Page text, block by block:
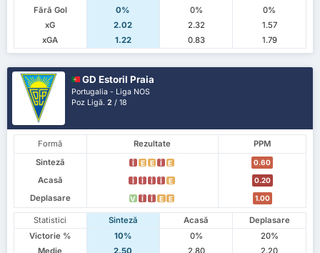
Fără Gol
0% 0%
0%
xG
2.02 2.32
1.57
xGA
1.22 0.83 1.79
GD Estoril Praia
Portugalia - Liga NOS
Poz Ligă.2 / 18
Formă Rezultate
PPM
Sinteză
Î E E Î E 0.60
Acasă Î Î Î Î E 0.20
Deplasare V Î Î E E 1.00
Statistici Sinteză Acasă
Deplasare
Victorie %
10% 0%
20%